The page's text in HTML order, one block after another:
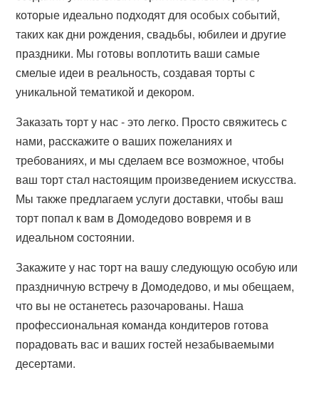
которые идеально подходят для особых событий,
таких как дни рождения, свадьбы, юбилеи и другие
праздники. Мы готовы воплотить ваши самые
смелые идеи в реальность, создавая торты с
уникальной тематикой и декором.
Заказать торт у нас - это легко. Просто свяжитесь с
нами, расскажите о ваших пожеланиях и
требованиях, и мы сделаем все возможное, чтобы
ваш торт стал настоящим произведением искусства.
Мы также предлагаем услуги доставки, чтобы ваш
торт попал к вам в Домодедово вовремя и в
идеальном состоянии.
Закажите у нас торт на вашу следующую особую или
праздничную встречу в Домодедово, и мы обещаем,
что вы не останетесь разочарованы. Наша
профессиональная команда кондитеров готова
порадовать вас и ваших гостей незабываемыми
десертами.